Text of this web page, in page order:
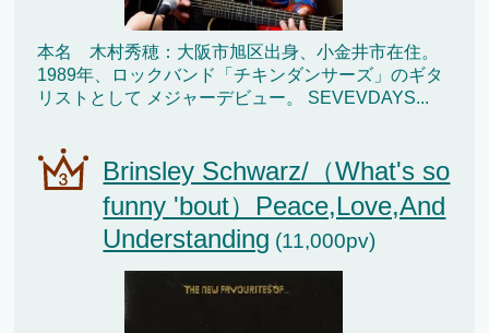
本名 木村秀穂：大阪市旭区出身、小金井市在住。
1989年、ロックバンド「チキンダンサーズ」のギタ
リストとして メジャーデビュー。 SEVEVDAYS...
Brinsley Schwarz/（What's so
funny 'bout）Peace,Love,And
Understanding (11,000pv)